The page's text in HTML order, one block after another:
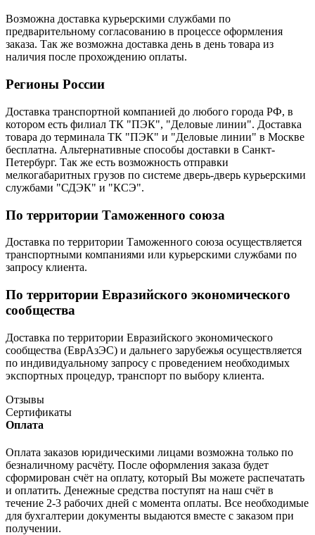
Возможна доставка курьерскими службами по
предварительному согласованию в процессе оформления
заказа. Так же возможна доставка день в день товара из
наличия после прохождению оплаты.
Регионы России
Доставка транспортной компанией до любого города РФ, в
котором есть филиал ТК "ПЭК", "Деловые линии". Доставка
товара до терминала ТК "ПЭК" и "Деловые линии" в Москве
бесплатна. Альтернативные способы доставки в Санкт-
Петербург. Так же есть возможность отправки
мелкогабаритных грузов по системе дверь-дверь курьерскими
службами "СДЭК" и "КСЭ".
По территории Таможенного союза
Доставка по территории Таможенного союза осуществляется
транспортными компаниями или курьерскими службами по
запросу клиента.
По территории Евразийского экономического
сообщества
Доставка по территории Евразийского экономического
сообщества (ЕврАзЭС) и дальнего зарубежья осуществляется
по индивидуальному запросу с проведением необходимых
экспортных процедур, транспорт по выбору клиента.
Отзывы
Сертификаты
Оплата
Оплата заказов юридическими лицами возможна только по
безналичному расчёту. После оформления заказа будет
сформирован счёт на оплату, который Вы можете распечатать
и оплатить. Денежные средства поступят на наш счёт в
течение 2-3 рабочих дней с момента оплаты. Все необходимые
для бухгалтерии документы выдаются вместе с заказом при
получении.